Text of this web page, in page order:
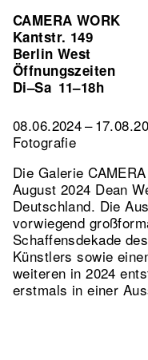
CAMERA WORK
Kantstr. 149
Berlin West
Öffnungszeiten
Di–Sa 11–18h
08.06.2024 –
Fotografie
Die Galerie
August 2024 Dean
Deutschland. Die
vorwiegend
Schaffensdekade
Künstlers sowie
weiteren in 2024
erstmals in einer